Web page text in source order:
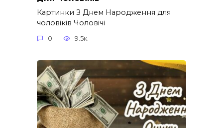
Картинки З Днем Народження для
чоловіків​ Чоловічі
0 9.5к.